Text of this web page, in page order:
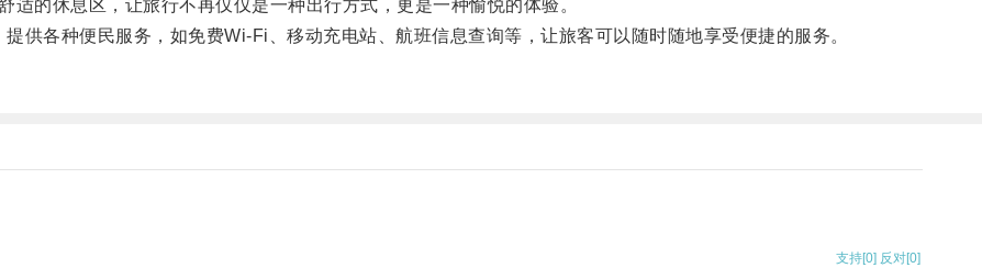
的休息区，让旅行不再仅仅是一种出行方式，更是一种愉悦的体验。
各种便民服务，如免费Wi-Fi、移动充电站、航班信息查询等，让旅客可以随时随地享受便捷的服务。
支持[0] 反对[0]